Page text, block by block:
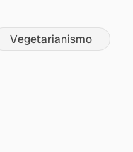
Vegetarianismo